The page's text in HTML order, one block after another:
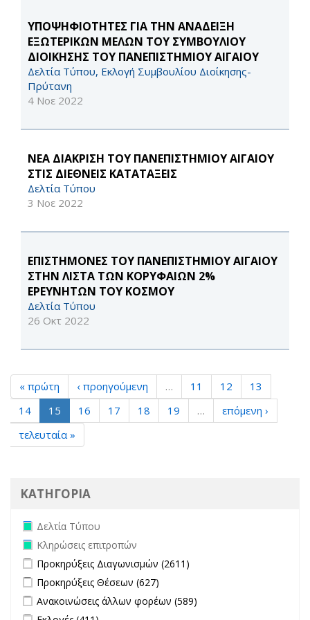
ΥΠΟΨΗΦΙΟΤΗΤΕΣ ΓΙΑ ΤΗΝ ΑΝΑΔΕΙΞΗ
ΕΞΩΤΕΡΙΚΩΝ ΜΕΛΩΝ ΤΟΥ ΣΥΜΒΟΥΛΙΟΥ
ΔΙΟΙΚΗΣΗΣ ΤΟΥ ΠΑΝΕΠΙΣΤΗΜΙΟΥ ΑΙΓΑΙΟΥ
Δελτία Τύπου, Εκλογή Συμβουλίου Διοίκησης-
Πρύτανη
4 Νοε 2022
ΝΕΑ ΔΙΑΚΡΙΣΗ ΤΟΥ ΠΑΝΕΠΙΣΤΗΜΙΟΥ ΑΙΓΑΙΟΥ
ΣΤΙΣ ΔΙΕΘΝΕΙΣ ΚΑΤΑΤΑΞΕΙΣ
Δελτία Τύπου
3 Νοε 2022
ΕΠΙΣΤΗΜΟΝΕΣ ΤΟΥ ΠΑΝΕΠΙΣΤΗΜΙΟΥ ΑΙΓΑΙΟΥ
ΣΤΗΝ ΛΙΣΤΑ ΤΩΝ ΚΟΡΥΦΑΙΩΝ 2%
ΕΡΕΥΝΗΤΩΝ ΤΟΥ ΚΟΣΜΟΥ
Δελτία Τύπου
26 Οκτ 2022
« πρώτη ‹ προηγούμενη … 11 12
13
14
15 16 17 18 19 …
επόμενη ›
τελευταία »
ΚΑΤΗΓΟΡΙΑ
Remove Δελτία Τύπου filter
Δελτία Τύπου
Remove Κληρώσεις επιτροπών filter
Κληρώσεις επιτροπών
Apply Προκηρύξεις Διαγωνισμών filter
Προκηρύξεις Διαγωνισμών (2611)
Apply Προκηρύξεις Θέσεων filter
Προκηρύξεις Θέσεων (627)
Apply Ανακοινώσεις άλλων φορέων filter
Ανακοινώσεις άλλων φορέων (589)
Apply Εκλογές filter